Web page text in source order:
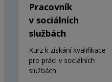
Pracovník
v sociálních
službách
Kurz k získání kvalifikace
pro práci v sociálních
službách